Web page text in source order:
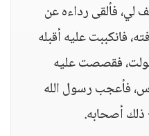
فألقى رداءه عن
فانكببت عليه أقبله
فقصصت عليه
فأعجب رسول الله
أصحابه.